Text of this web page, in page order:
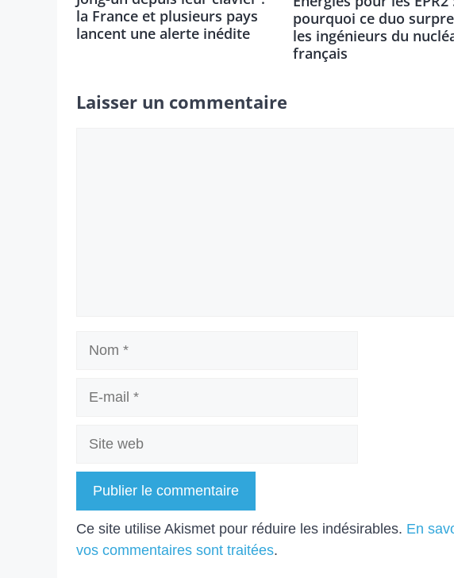
la France et plusieurs pays
lancent une alerte inédite
pourquoi ce duo
les ingénieurs du
français
Laisser un commentaire
A
l
Ce site utilise Akismet pour réduire les indésirables. En
vos commentaires sont traitées.